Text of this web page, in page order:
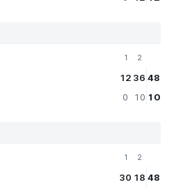
1
12
0
2
36
10
48
10
1
30
2
18 48